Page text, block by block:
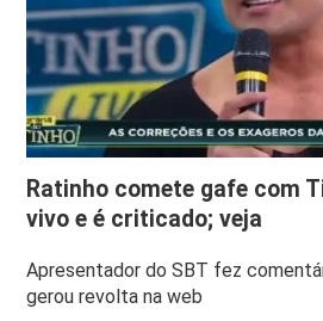
Ratinho comete gafe com
vivo e é criticado; veja
Apresentador do SBT fez
gerou revolta na web